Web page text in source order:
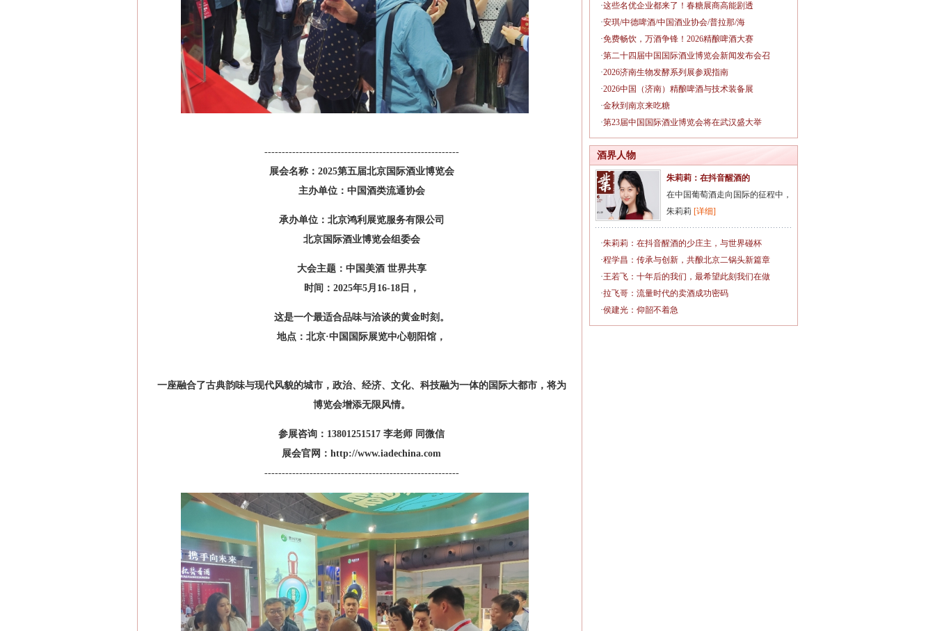
--------------------------------------------------------
展会名称：2025第五届北京国际酒业博览会
主办单位：中国酒类流通协会
承办单位：北京鸿利展览服务有限公司
北京国际酒业博览会组委会
大会主题：中国美酒 世界共享
时间‌：2025年5月16-18日，
这是一个最适合品味与洽谈的黄金时刻。
‌地点‌：北京·中国国际展览中心朝阳馆，
一座融合了古典韵味与现代风貌的城市，政治、经济、文化、科技融为一体的国际大都市，将为
博览会增添无限风情。
参展咨询：13801251517 李老师 同微信
展会官网：http://www.iadechina.com
--------------------------------------------------------
·这些名优企业都来了！春糖展商高能剧透
·安琪/中德啤酒/中国酒业协会/普拉那/海
·免费畅饮，万酒争锋！2026精酿啤酒大赛
·第二十四届中国国际酒业博览会新闻发布会召
·2026济南生物发酵系列展参观指南
·2026中国（济南）精酿啤酒与技术装备展
·金秋到南京来吃糖
·第23届中国国际酒业博览会将在武汉盛大举
酒界人物
朱莉莉：在抖音醒酒的
在中国葡萄酒走向国际的征程中，
朱莉莉 [详细]
·朱莉莉：在抖音醒酒的少庄主，与世界碰杯
·程学昌：传承与创新，共酿北京二锅头新篇章
·王若飞：十年后的我们，最希望此刻我们在做
·拉飞哥：流量时代的卖酒成功密码
·侯建光：仰韶不着急